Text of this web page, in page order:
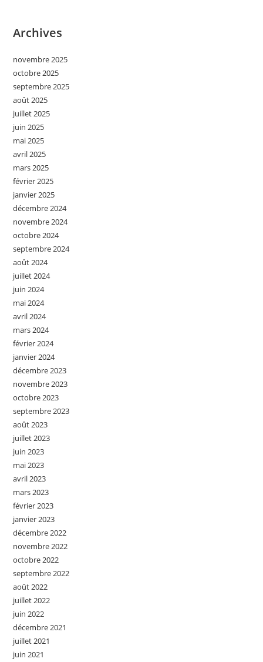
Archives
novembre 2025
octobre 2025
septembre 2025
août 2025
juillet 2025
juin 2025
mai 2025
avril 2025
mars 2025
février 2025
janvier 2025
décembre 2024
novembre 2024
octobre 2024
septembre 2024
août 2024
juillet 2024
juin 2024
mai 2024
avril 2024
mars 2024
février 2024
janvier 2024
décembre 2023
novembre 2023
octobre 2023
septembre 2023
août 2023
juillet 2023
juin 2023
mai 2023
avril 2023
mars 2023
février 2023
janvier 2023
décembre 2022
novembre 2022
octobre 2022
septembre 2022
août 2022
juillet 2022
juin 2022
décembre 2021
juillet 2021
juin 2021